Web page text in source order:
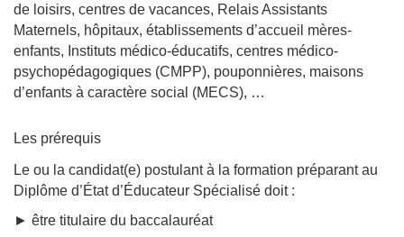
de loisirs, centres de vacances, Relais Assistants
Maternels, hôpitaux, établissements d’accueil mères-
enfants, Instituts médico-éducatifs, centres médico-
psychopédagogiques (CMPP), pouponnières, maisons
d’enfants à caractère social (MECS), …
Les prérequis
Le ou la candidat(e) postulant à la formation préparant au
Diplôme d’État d’Éducateur Spécialisé doit :
► être titulaire du baccalauréat